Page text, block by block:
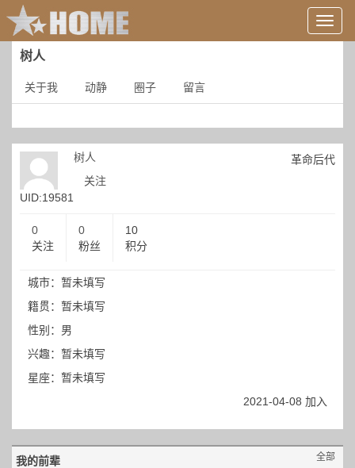
用
户
录
树人
关于我 动静 圈子 留言
UID:19581
树人
关注
革命后代
0
关注
0
粉丝
10
积分
城市：暂未填写
籍贯：暂未填写
性别：男
兴趣：暂未填写
星座：暂未填写
2021-04-08 加入
我的前辈 全部